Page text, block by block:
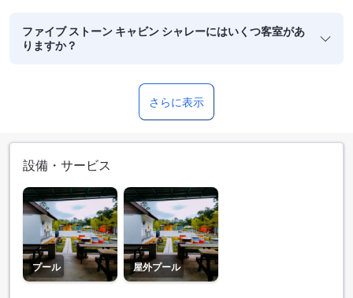
ファイブ ストーン キャビン シャレーにはいくつ客室があ
りますか？
さらに表示
設備・サービス
プール 屋外プール